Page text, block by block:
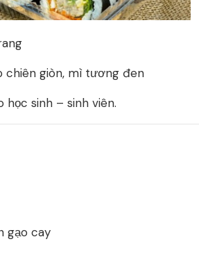
chiên giòn, mì tương đen
sinh – sinh viên.
gạo cay